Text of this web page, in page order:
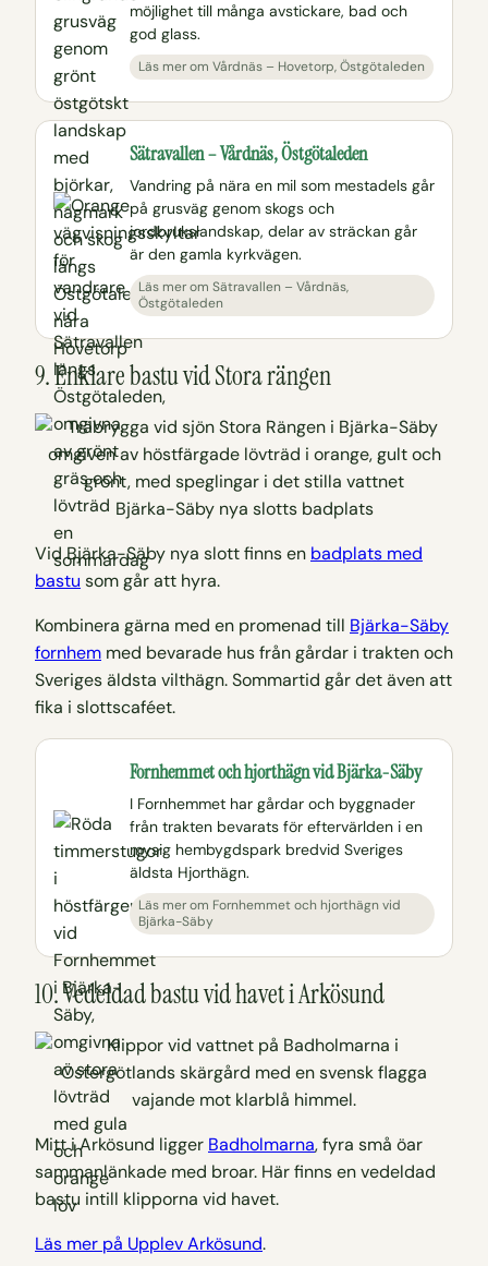
möjlighet till många avstickare, bad och
god glass.
Läs mer om Vårdnäs – Hovetorp, Östgötaleden
Sätravallen – Vårdnäs, Östgötaleden
Vandring på nära en mil som mestadels går
på grusväg genom skogs och
jordbrukslandskap, delar av sträckan går
är den gamla kyrkvägen.
Läs mer om Sätravallen – Vårdnäs,
Östgötaleden
9. Enklare bastu vid Stora rängen
Bjärka-Säby nya slotts badplats
Vid Bjärka-Säby nya slott finns en badplats med
bastu som går att hyra.
Kombinera gärna med en promenad till Bjärka-Säby
fornhem med bevarade hus från gårdar i trakten och
Sveriges äldsta vilthägn. Sommartid går det även att
fika i slottscaféet.
Fornhemmet och hjorthägn vid Bjärka-Säby
I Fornhemmet har gårdar och byggnader
från trakten bevarats för eftervärlden i en
mysig hembygdspark bredvid Sveriges
äldsta Hjorthägn.
Läs mer om Fornhemmet och hjorthägn vid
Bjärka-Säby
10. Vedeldad bastu vid havet i Arkösund
Mitt i Arkösund ligger Badholmarna, fyra små öar
sammanlänkade med broar. Här finns en vedeldad
bastu intill klipporna vid havet.
Läs mer på Upplev Arkösund.